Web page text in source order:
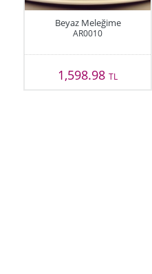
Beyaz Meleğime
AR0010
1,598.98TL